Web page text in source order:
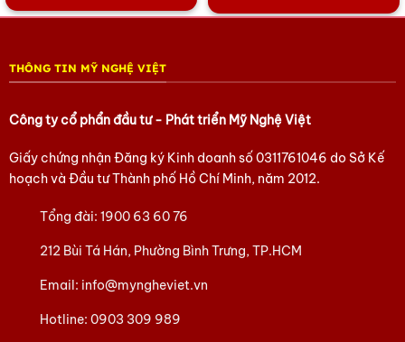
THÔNG TIN MỸ NGHỆ VIỆT
Công ty cổ phẩn đầu tư - Phát triển Mỹ Nghệ Việt
Giấy chứng nhận Đăng ký Kinh doanh số0311761046 do Sở Kế
hoạch và Đầu tư Thành phố Hồ Chí Minh, năm 2012.
Tổng đài:1900 63 60 76
212 Bùi Tá Hán, Phường Bình Trưng, TP.HCM
Email: info@myngheviet.vn
Hotline:0903 309 989